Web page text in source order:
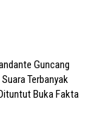
Guncang
Terbanyak
Buka Fakta